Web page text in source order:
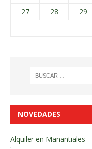
27
28 29
NOVEDADES
Alquiler en Manantiales